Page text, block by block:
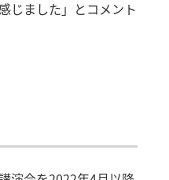
じました」とコメント